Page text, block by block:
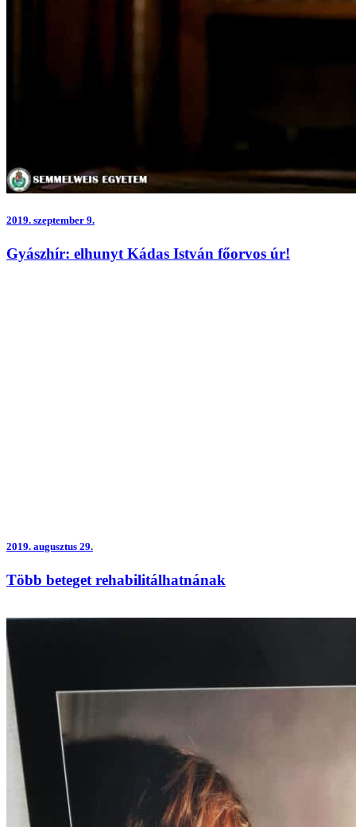
2019. szeptember 9.
Gyászhír: elhunyt Kádas István főorvos úr!
2019. augusztus 29.
Több beteget rehabilitálhatnának